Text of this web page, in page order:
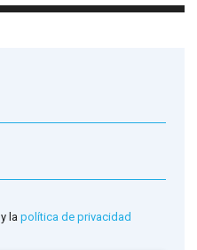
y lapolítica de privacidad